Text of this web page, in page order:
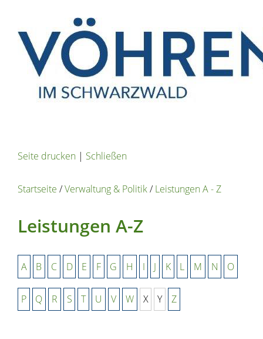
Seite drucken | Schließen
Startseite /Verwaltung & Politik/Leistungen A - Z
Leistungen A-Z
A B C D E F G H I J K L M N O
P Q R S T U V W X Y Z